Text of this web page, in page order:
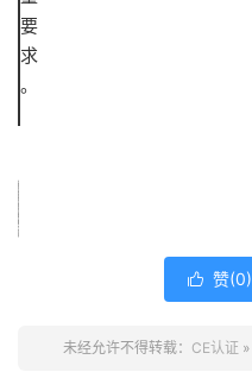
要
求
。
 赞(0)
未经允许不得转载： CE认证 »